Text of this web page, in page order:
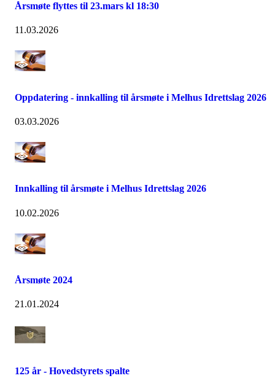
Årsmøte flyttes til 23.mars kl 18:30
11.03.2026
Oppdatering - innkalling til årsmøte i Melhus Idrettslag 2026
03.03.2026
Innkalling til årsmøte i Melhus Idrettslag 2026
10.02.2026
Årsmøte 2024
21.01.2024
125 år - Hovedstyrets spalte